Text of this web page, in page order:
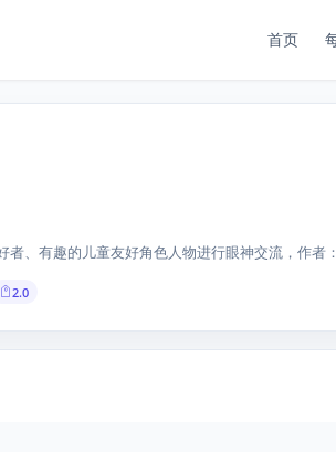
首页
、有趣的儿童友好角色人物进行眼神交流，作者
2.0